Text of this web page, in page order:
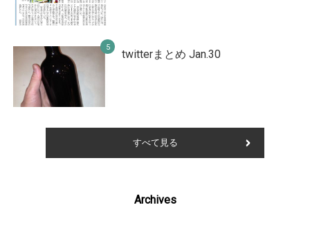
twitterまとめ Jan.30
すべて見る
Archives